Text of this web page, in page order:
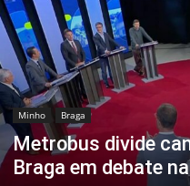
Minho Braga
Metrobus divide
Braga em debate